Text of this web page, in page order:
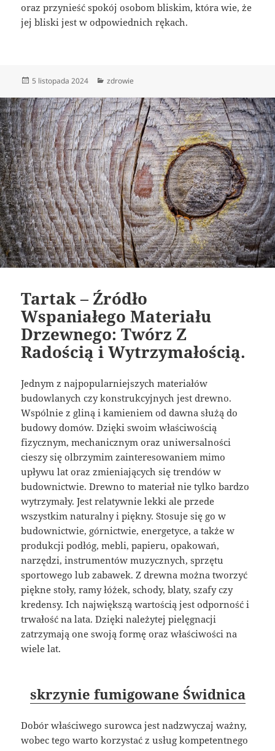
oraz przynieść spokój osobom bliskim, która wie, że
jej bliski jest w odpowiednich rękach.
Data
5 listopada 2024 Kategorie
zdrowie
Tartak – Źródło
Wspaniałego Materiału
Drzewnego: Twórz Z
Radością i Wytrzymałością.
Jednym z najpopularniejszych materiałów
budowlanych czy konstrukcyjnych jest drewno.
Wspólnie z gliną i kamieniem od dawna służą do
budowy domów. Dzięki swoim właściwością
fizycznym, mechanicznym oraz uniwersalności
cieszy się olbrzymim zainteresowaniem mimo
upływu lat oraz zmieniających się trendów w
budownictwie. Drewno to materiał nie tylko bardzo
wytrzymały. Jest relatywnie lekki ale przede
wszystkim naturalny i piękny. Stosuje się go w
budownictwie, górnictwie, energetyce, a także w
produkcji podłóg, mebli, papieru, opakowań,
narzędzi, instrumentów muzycznych, sprzętu
sportowego lub zabawek. Z drewna można tworzyć
piękne stoły, ramy łóżek, schody, blaty, szafy czy
kredensy. Ich największą wartością jest odporność i
trwałość na lata. Dzięki należytej pielęgnacji
zatrzymają one swoją formę oraz właściwości na
wiele lat.
skrzynie fumigowane Świdnica
Dobór właściwego surowca jest nadzwyczaj ważny,
wobec tego warto korzystać z usług kompetentnego